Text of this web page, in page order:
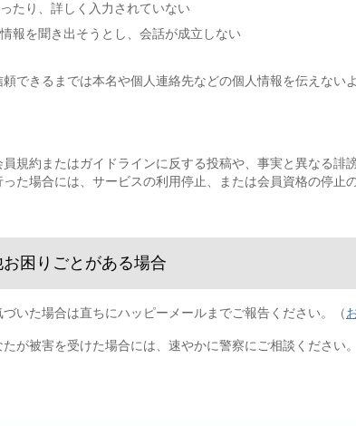
たり、詳しく入力されていない
報を聞き出そうとし、会話が成立しない
できるまでは本名や個人連絡先などの個人情報を伝えない
規約またはガイドラインに反する投稿や、事実と異なる誹
た場合には、サービスの利用停止、または会員資格の停止
困りごとがある場合
いた場合は直ちにハッピーメールまでご報告ください。（
が被害を受けた場合には、速やかに警察にご相談ください。